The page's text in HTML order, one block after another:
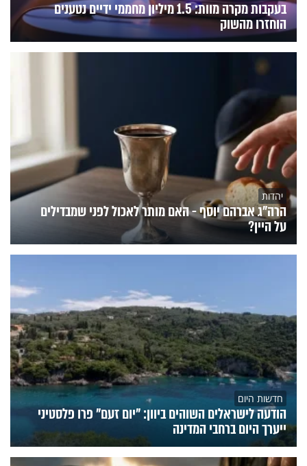
בעקבות מקרה מוות: 1.5 מיליון מחממי ידיים נטענים
הוחזרו מהשוק
יהדות
הרה"ג אברהם יוסף - האם מותר לאכול לפני שמבדילים
על היין?
חדשות היום
הודעה לישראלים השוהים ביוון: "יום זעם" פרו פלסטיני
ייערך היום ברחבי המדינה